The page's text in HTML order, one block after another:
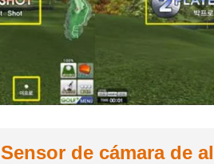
Sensor de cámara de